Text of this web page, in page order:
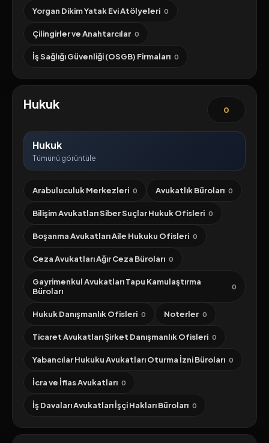
Yorgan Dikim Yatak Evi Atölyeleri 0
Çilingirler ve Anahtarcılar 0
İş Sağlığı Güvenliği (OSGB) Firmaları 0
Hukuk 0
Hukuk
Tümünü görüntüle
Arabuluculuk Merkezleri 0 Avukatlık Büroları 0
Bilişim Avukatları Siber Suçlar Hukuk Ofisleri 0
Boşanma Avukatları Aile Hukuku Ofisleri 0
Ceza Avukatları Ağır Ceza Büroları 0
Gayrimenkul Avukatları Tapu Kamulaştırma
Büroları
0
Hukuk Danışmanlık Ofisleri 0 Noterler 0
Ticaret Avukatları Şirket Danışmanlık Ofisleri 0
Yabancılar Hukuku Avukatları Oturma İzni Büroları 0
İcra ve İflas Avukatları 0
İş Davaları Avukatları İşçi Hakları Büroları 0